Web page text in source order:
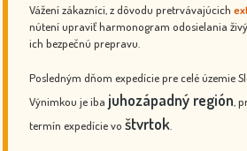
Vážení zákazníci, z dôvodu pretrvávajúcich
nútení upraviť harmonogram odosielania
ich bezpečnú prepravu.
Posledným dňom expedície pre celé územie
Výnimkou je iba juhozápadný región ,
termín expedície vo štvrtok